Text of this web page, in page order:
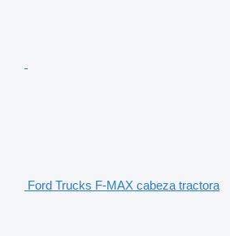
Ford Trucks F-MAX cabeza tractora